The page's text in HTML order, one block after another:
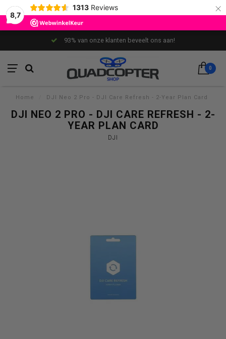
8,7
1313 Reviews ×
93% van onze klanten beveelt ons aan!
0
Home DJI Neo 2 Pro - DJI Care Refresh - 2-Year Plan Card
DJI NEO 2 PRO - DJI CARE REFRESH - 2-
YEAR PLAN CARD
DJI